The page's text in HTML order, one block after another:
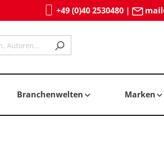
+49 (0)40 2530480|
Branchenwelten Marken